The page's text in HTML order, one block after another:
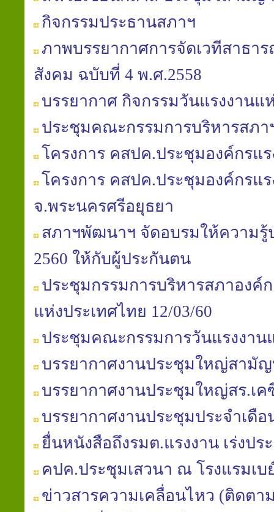
กิจกรรมประธานสภาฯ
ภาพบรรยากาศการจัดเวทีสาธา
สังคม ฉบับที่ 4 พ.ศ.2558
บรรยากาศ กิจกรรมวันแรงงานแ
ประชุมคณะกรรมการบริหารสภา
โครงการ คสปค.ประชุมองค์กรแ
โครงการ คสปค.ประชุมองค์กรแ
จ.พระนครศรีอยุธยา
สภาฯพัฒนาฯ จัดอบรมให้ความรู้
2560 ให้กับผู้ประกันตน
ประชุมกรรมการบริหารสภาองค์
แห่งประเทศไทย 12/03/60
ประชุมคณะกรรมการวันแรงงาน
บรรยากาศงานประชุมใหญ่สามัญ
บรรยากาศงานประชุมใหญ่สร.เค
บรรยากาศงานประชุมประจำเดือ
ยื่นหนังสือถึงรมต.แรงงาน เร่งปร
คปค.ประชุมเสวนา ณ โรงแรมเบ
ข่าวสารความเคลื่อนไหว (ติดตา